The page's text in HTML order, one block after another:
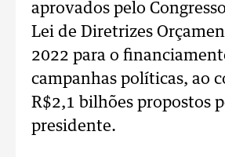
aprovados pelo
Lei de Diretrizes
2022 para o
campanhas políticas, ao
R$2,1 bilhões propostos
presidente.